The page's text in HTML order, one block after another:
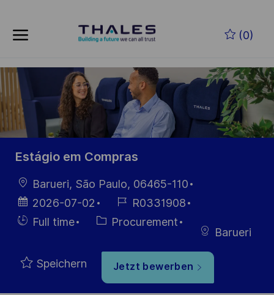
(0)
-
Estágio em Compras
Ort
Barueri, São Paulo, 06465-110
Datum der
Veröffentlichung
2026-07-02
Job-
ID
R0331908
Einstellunngstyp
Full time Kategorie
Procurement
Barueri
Speichern Jetzt bewerben